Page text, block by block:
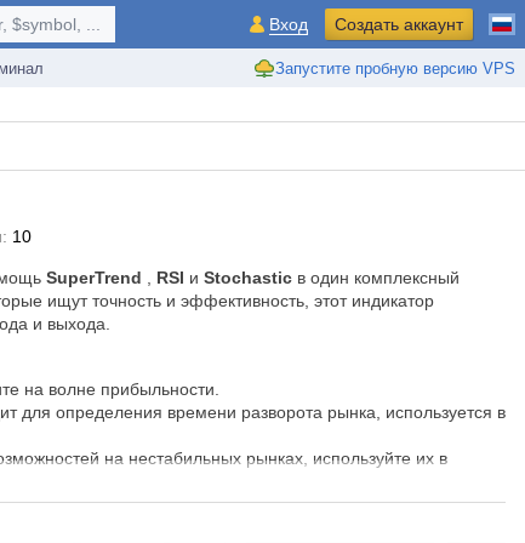
Запустите пробную версию VPS
$symbol, ... Вход Создать аккаунт
10
SuperTrend RSI и Stochastic в один комплексный
ищут точность и эффективность, этот индикатор
и выхода.
на волне прибыльности.
для определения времени разворота рынка, используется в
на нестабильных рынках, используйте их в
от M5 до H1 или H4.